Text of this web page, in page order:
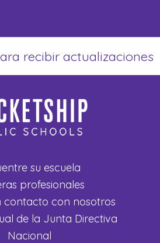
su escuela
profesionales
contacto con nosotros
de la Junta Directiva
Nacional